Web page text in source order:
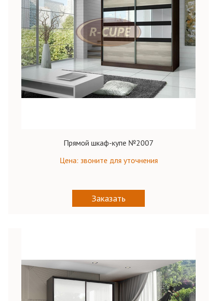
Прямой шкаф-купе №2007
Цена: звоните для уточнения
Заказать